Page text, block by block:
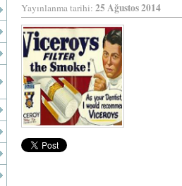
Yayınlanma tarihi: 25 Ağustos 2014